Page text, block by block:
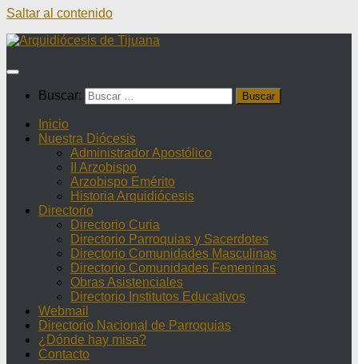
Saltar al contenido
Buscar:
Inicio
Nuestra Diócesis
Administrador Apostólico
II Arzobispo
Arzobispo Emérito
Historia Arquidiócesis
Directorio
Directorio Curia
Directorio Parroquias y Sacerdotes
Directorio Comunidades Masculinas
Directorio Comunidades Femeninas
Obras Asistenciales
Directorio Institutos Educativos
Webmail
Directorio Nacional de Parroquias
¿Dónde hay misa?
Contacto